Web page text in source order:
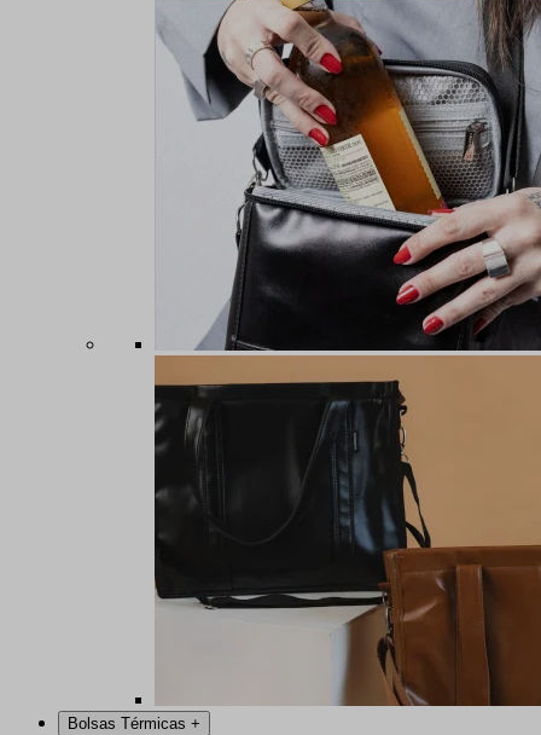
Bolsas Térmicas +